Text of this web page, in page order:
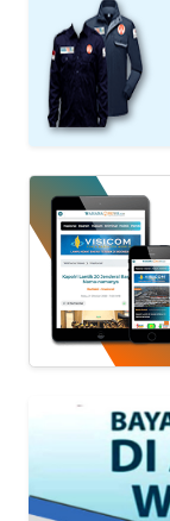
KAMI
INFO
IKLAN
TENTANG
KAMI
PEDOMAN
SIBER
DISCLAIMER